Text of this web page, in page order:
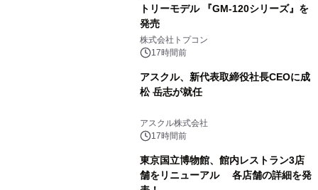
トリーモデル 『GM-120シリーズ』を
発売
株式会社トプコン
17時間前
アスクル、新代表取締役社長CEOに成
松 岳志が就任
アスクル株式会社
17時間前
東京国立博物館、館内レストラン3店
舗をリニューアル 各店舗の詳細を発